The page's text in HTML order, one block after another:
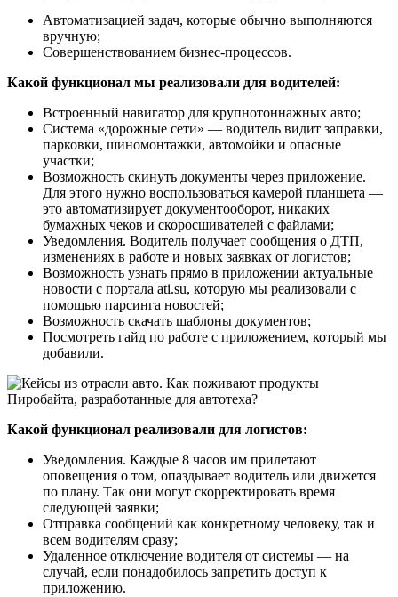
Автоматизацией задач, которые обычно выполняются
вручную;
Совершенствованием бизнес-процессов.
Какой функционал мы реализовали для водителей:
Встроенный навигатор для крупнотоннажных авто;
Система «‎дорожные сети» — водитель видит заправки,
парковки, шиномонтажки, автомойки и опасные
участки;
Возможность скинуть документы через приложение.
Для этого нужно воспользоваться камерой планшета —
это автоматизирует документооборот, никаких
бумажных чеков и скоросшивателей с файлами;
Уведомления. Водитель получает сообщения о ДТП,
изменениях в работе и новых заявках от логистов;
Возможность узнать прямо в приложении актуальные
новости с портала ati.su, которую мы реализовали с
помощью парсинга новостей;
Возможность скачать шаблоны документов;
Посмотреть гайд по работе с приложением, который мы
добавили.
Какой функционал реализовали для логистов:
Уведомления. Каждые 8 часов им прилетают
оповещения о том, опаздывает водитель или движется
по плану. Так они могут скорректировать время
следующей заявки;
Отправка сообщений как конкретному человеку, так и
всем водителям сразу;
Удаленное отключение водителя от системы — на
случай, если понадобилось запретить доступ к
приложению.